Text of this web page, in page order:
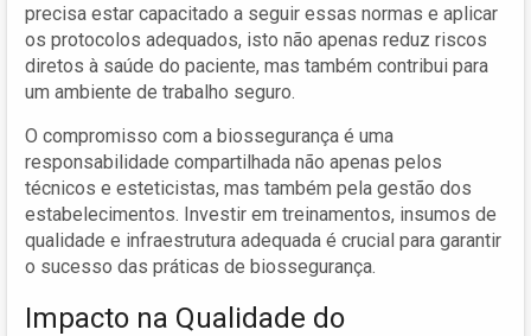
precisa estar capacitado a seguir essas normas e aplicar
os protocolos adequados, isto não apenas reduz riscos
diretos à saúde do paciente, mas também contribui para
um ambiente de trabalho seguro.
O compromisso com a biossegurança é uma
responsabilidade compartilhada não apenas pelos
técnicos e esteticistas, mas também pela gestão dos
estabelecimentos. Investir em treinamentos, insumos de
qualidade e infraestrutura adequada é crucial para garantir
o sucesso das práticas de biossegurança.
Impacto na Qualidade do